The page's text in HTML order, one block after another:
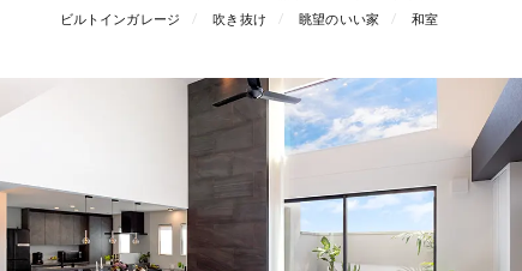
ビルトインガレージ
吹き抜け 眺望のいい家 和室